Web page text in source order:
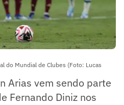
do Mundial de Clubes (Foto: Lucas
Arias vem sendo parte
Fernando Diniz nos